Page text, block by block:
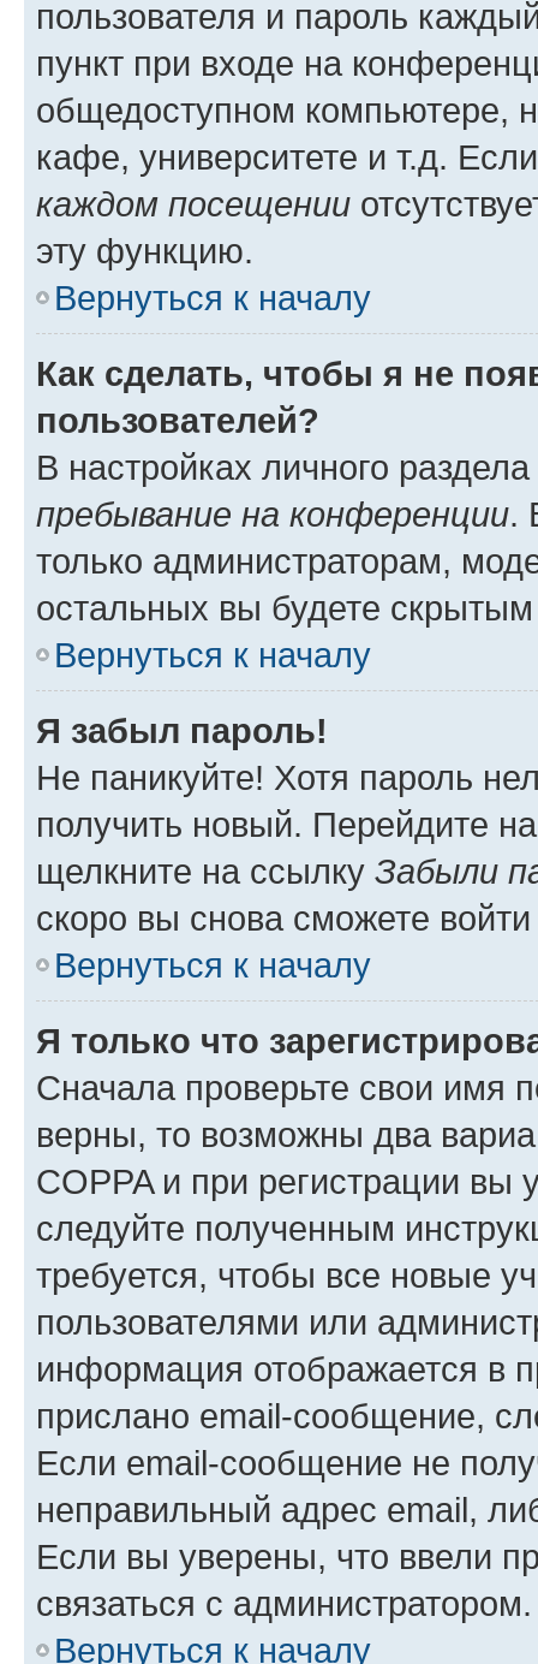
пользователя и пароль
пункт при входе на
общедоступном компьютере,
кафе, университете и т.д.
каждом посещении
эту функцию.
Вернуться к началу
Как сделать, чтобы я не
пользователей?
В настройках личного
пребывание на конференции.
только администраторам,
остальных вы будете
Вернуться к началу
Я забыл пароль!
Не паникуйте! Хотя пароль
получить новый. Перейдите
щелкните на ссылку Забыли
скоро вы снова сможете
Вернуться к началу
Я только что
Сначала проверьте свои имя
верны, то возможны два
COPPA и при регистрации вы
следуйте полученным
требуется, чтобы все новые
пользователями или
информация отображается в
прислано email-сообщение,
Если email-сообщение не
неправильный адрес email,
Если вы уверены, что ввели
связаться с администратором.
Вернуться к началу